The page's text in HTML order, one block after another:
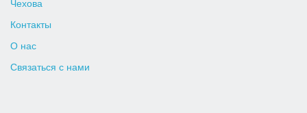
Чехова
Контакты
О нас
Связаться с нами